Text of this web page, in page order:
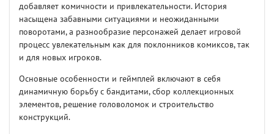
добавляет комичности и привлекательности. История
насыщена забавными ситуациями и неожиданными
поворотами, а разнообразие персонажей делает игровой
процесс увлекательным как для поклонников комиксов, так
и для новых игроков.
Основные особенности и геймплей включают в себя
динамичную борьбу с бандитами, сбор коллекционных
элементов, решение головоломок и строительство
конструкций.